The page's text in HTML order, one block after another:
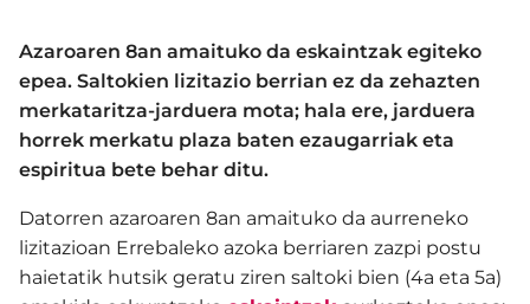
Azaroaren 8an amaituko da eskaintzak egiteko
epea. Saltokien lizitazio berrian ez da zehazten
merkataritza-jarduera mota; hala ere, jarduera
horrek merkatu plaza baten ezaugarriak eta
espiritua bete behar ditu.
Datorren azaroaren 8an amaituko da aurreneko
lizitazioan Errebaleko azoka berriaren zazpi postu
haietatik hutsik geratu ziren saltoki bien (4a eta 5a)